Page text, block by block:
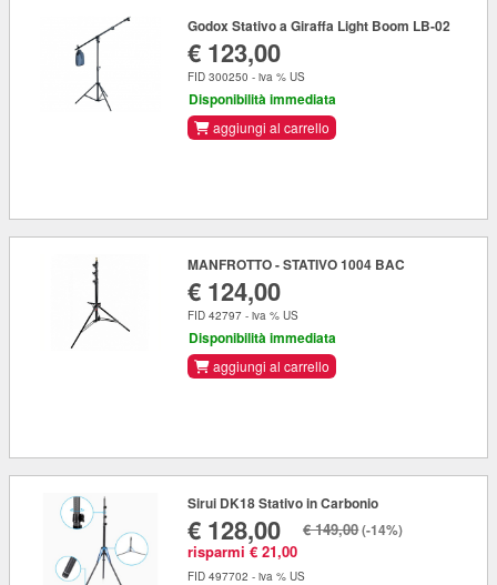
Godox Stativo a Giraffa Light Boom LB-02
€ 123,00
FID 300250 - iva % US
Disponibilità immediata
aggiungi al carrello
MANFROTTO - STATIVO 1004 BAC
€ 124,00
FID 42797 - iva % US
Disponibilità immediata
aggiungi al carrello
Sirui DK18 Stativo in Carbonio
€ 128,00
risparmi € 21,00
€ 149,00(-14%)
FID 497702 - iva % US